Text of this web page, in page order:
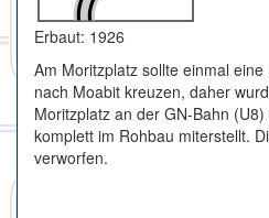
Erbaut: 1926
Am Moritzplatz sollte einmal
nach Moabit kreuzen, daher
Moritzplatz an der GN-Bahn
komplett im Rohbau miterstellt.
verworfen.